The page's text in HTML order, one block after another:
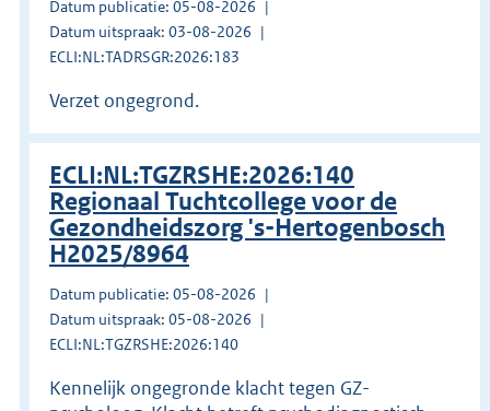
Datum publicatie: 05-08-2026
Datum uitspraak: 03-08-2026
ECLI:NL:TADRSGR:2026:183
Verzet ongegrond.
ECLI:NL:TGZRSHE:2026:140
Regionaal Tuchtcollege voor de
Gezondheidszorg 's-Hertogenbosch
H2025/8964
Datum publicatie: 05-08-2026
Datum uitspraak: 05-08-2026
ECLI:NL:TGZRSHE:2026:140
Kennelijk ongegronde klacht tegen GZ-